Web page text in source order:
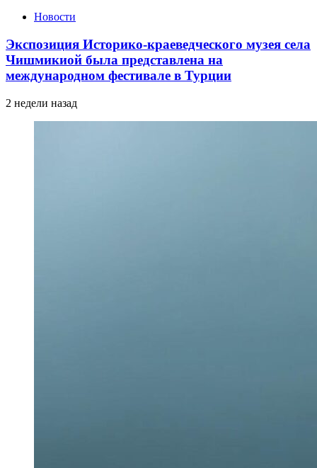
Новости
Экспозиция Историко-краеведческого музея села
Чишмикиой была представлена на
международном фестивале в Турции
2 недели назад